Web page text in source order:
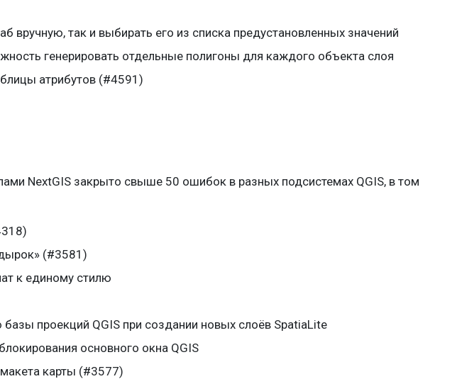
так и выбирать его из списка предустановленных значений
генерировать отдельные полигоны для каждого объекта слоя
атрибутов (#4591)
NextGIS закрыто свыше 50 ошибок в разных подсистемах QGIS, в том
(#3581)
к единому стилю
проекций QGIS при создании новых слоёв SpatiaLite
основного окна QGIS
карты (#3577)